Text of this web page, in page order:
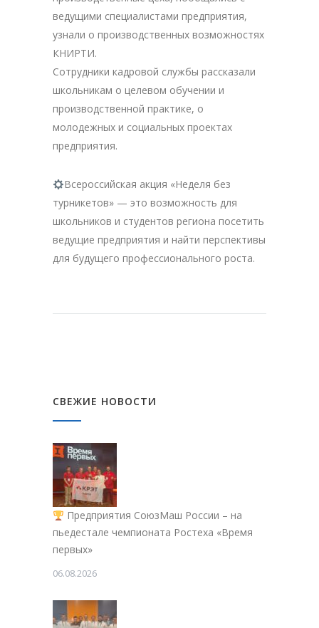
ведущими специалистами предприятия,
узнали о производственных возможностях
КНИРТИ.
Сотрудники кадровой службы рассказали
школьникам о целевом обучении и
производственной практике, о
молодежных и социальных проектах
предприятия.
Всероссийская акция «Неделя без
турникетов» — это возможность для
школьников и студентов региона посетить
ведущие предприятия и найти перспективы
для будущего профессионального роста.
СВЕЖИЕ НОВОСТИ
Предприятия СоюзМаш России – на
пьедестале чемпионата Ростеха «Время
первых»
06.08.2026